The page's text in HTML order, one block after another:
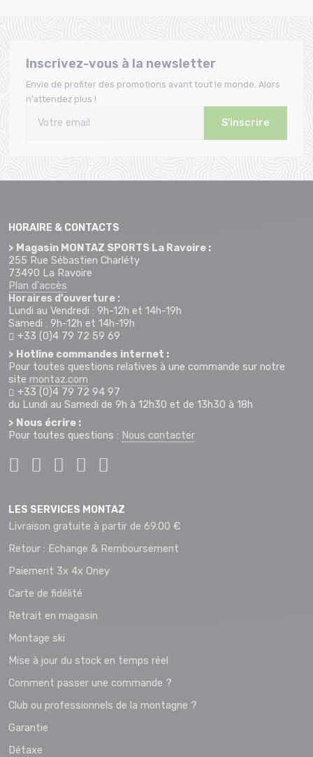
Inscrivez-vous à la newsletter
Envie de profiter des promotions avant tout le monde. Alors
n'attendez plus !
S'inscrire
HORAIRE & CONTACTS
> Magasin MONTAZ SPORTS La Ravoire :
255 Rue Sébastien Charléty
73490 La Ravoire
Plan d'accès
Horaires d'ouverture :
Lundi au Vendredi : 9h-12h et 14h-19h
Samedi : 9h-12h et 14h-19h
+33 (0)4 79 72 59 69
> Hotline commandes internet :
Pour toutes questions relatives à une commande sur notre
site montaz.com
+33 (0)4 79 72 94 97
du Lundi au Samedi de 9h à 12h30 et de 13h30 à 18h
> Nous écrire :
Pour toutes questions : Nous contacter
LES SERVICES MONTAZ
Livraison gratuite à partir de 69.00 €
Retour : Echange & Remboursement
Paiement 3x 4x Oney
Carte de fidélité
Retrait en magasin
Montage ski
Mise à jour du stock en temps réel
Comment passer une commande ?
Club ou professionnels de la montagne ?
Garantie
Détaxe